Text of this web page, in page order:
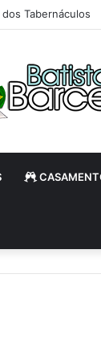
Tabernáculos